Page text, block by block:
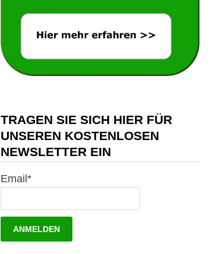
TRAGEN SIE SICH HIER FÜR
UNSEREN KOSTENLOSEN
NEWSLETTER EIN
Email*